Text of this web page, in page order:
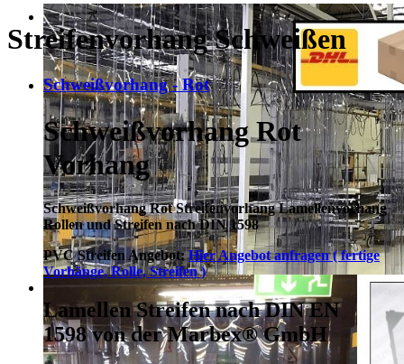
Streifenvorhang Schweißen
Schweißvorhang - Rot
Schweißvorhang Rot
Vorhang
Schweißvorhang Rot Streifenvorhang Lamellenvorhang
Rollen und Streifen nach DIN 1598
PVC Streifen Angebot:Hier Angebot anfragen ( fertige
Vorhänge, Rolle, Streifen )
Lamellen Streifen nach DIN EN
1598 von der Marbex® GmbH